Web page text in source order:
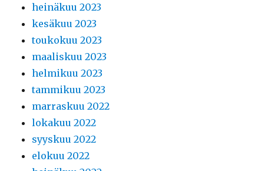
heinäkuu 2023
kesäkuu 2023
toukokuu 2023
maaliskuu 2023
helmikuu 2023
tammikuu 2023
marraskuu 2022
lokakuu 2022
syyskuu 2022
elokuu 2022